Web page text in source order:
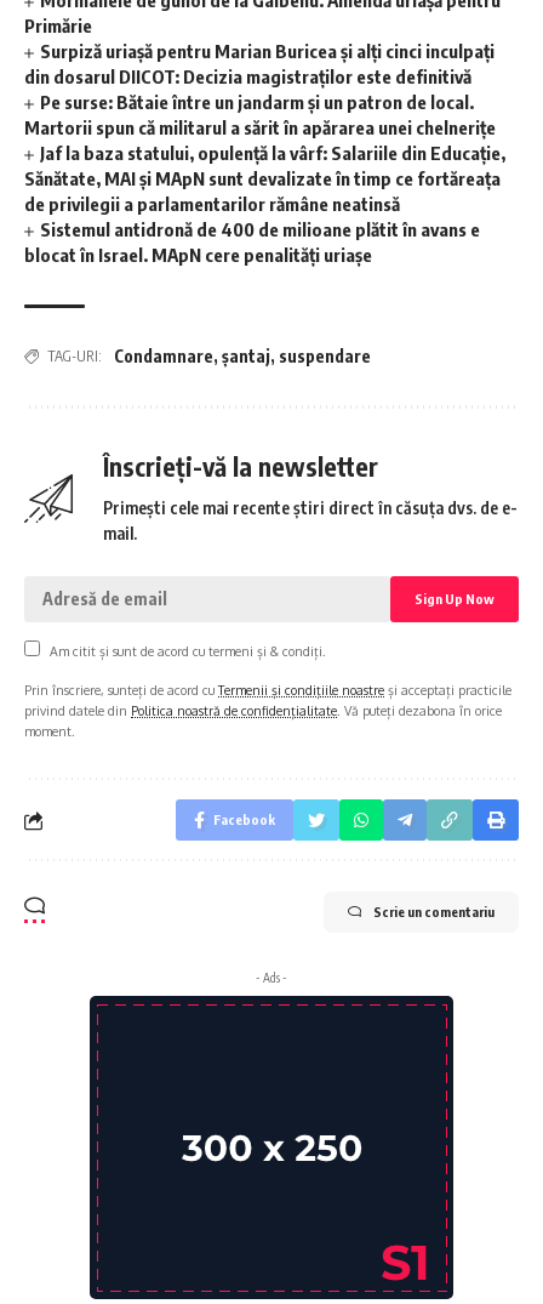
Primărie
Surpiză uriașă pentru Marian Buricea și alți cinci inculpați
din dosarul DIICOT: Decizia magistraților este definitivă
Pe surse: Bătaie între un jandarm și un patron de local.
Martorii spun că militarul a sărit în apărarea unei chelnerițe
Jaf la baza statului, opulență la vârf: Salariile din Educație,
Sănătate, MAI și MApN sunt devalizate în timp ce fortăreața
de privilegii a parlamentarilor rămâne neatinsă
Sistemul antidronă de 400 de milioane plătit în avans e
blocat în Israel. MApN cere penalități uriașe
TAG-URI: Condamnare, șantaj, suspendare
Înscrieți-vă la newsletter
Primești cele mai recente știri direct în căsuța dvs. de e-
mail.
Am citit și sunt de acord cu termeni și & condiți.
Prin înscriere, sunteți de acord cuTermenii și condițiile noastre și acceptați practicile
privind datele din Politica noastră de confidențialitate . Vă puteți dezabona în orice
moment.
Facebook
Scrie un comentariu
- Ads -